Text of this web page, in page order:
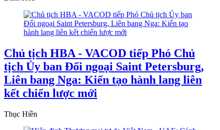
Chủ tịch HBA - VACOD tiếp Phó Chủ
tịch Ủy ban Đối ngoại Saint Petersburg,
Liên bang Nga: Kiến tạo hành lang liên
kết chiến lược mới
Thục Hiền